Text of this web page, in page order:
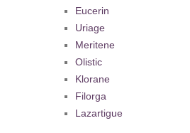
Eucerin
Uriage
Meritene
Olistic
Klorane
Filorga
Lazartigue